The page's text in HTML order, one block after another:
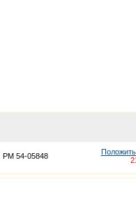
PM 54-05848